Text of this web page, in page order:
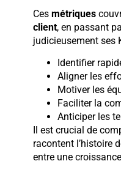
Ces métriques
client, en passant
judicieusement ses
Identifier
Aligner les
Motiver les
Faciliter la
Anticiper les
Il est crucial de
racontent l’histoire
entre une